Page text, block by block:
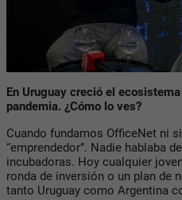
En Uruguay creció el
pandemia. ¿Cómo lo ves?
Cuando fundamos OfficeNet ni
“emprendedor”. Nadie hablaba
incubadoras. Hoy cualquier
ronda de inversión o un plan de
tanto Uruguay como Argentina